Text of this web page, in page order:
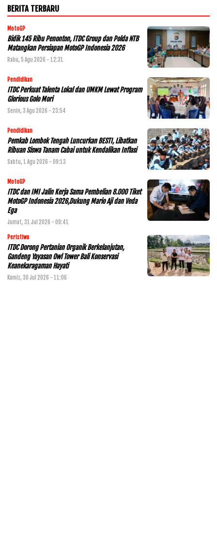
BERITA TERBARU
MotoGP
Bidik 145 Ribu Penonton, ITDC Group dan Polda NTB
Matangkan Persiapan MotoGP Indonesia 2026
Rabu, 5 Agu 2026 - 12:31
Pendidikan
ITDC Perkuat Talenta Lokal dan UMKM Lewat Program
Glorious Golo Mori
Senin, 3 Agu 2026 - 23:54
Pendidikan
Pemkab Lombok Tengah Luncurkan BESTI, Libatkan
Ribuan Siswa Tanam Cabai untuk Kendalikan Inflasi
Sabtu, 1 Agu 2026 - 09:13
MotoGP
ITDC dan IMI Jalin Kerja Sama Pembelian 8.000 Tiket
MotoGP Indonesia 2026,Dukung Mario Aji dan Veda
Ega
Jumat, 31 Jul 2026 - 09:41
Peristiwa
ITDC Dorong Pertanian Organik Berkelanjutan,
Gandeng Yayasan Owl Tower Bali Konservasi
Keanekaragaman Hayati
Kamis, 30 Jul 2026 - 11:06